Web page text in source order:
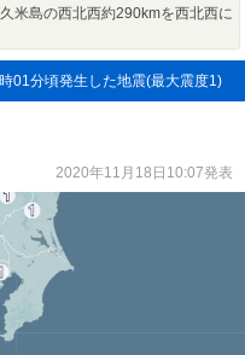
米島の西北西約290kmを西北西に
01分頃発生した地震(最大震度1)
2020年11月18日10:07発表